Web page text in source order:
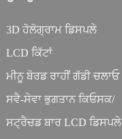
3D ਹੋਲੋਗ੍ਰਾਮ ਡਿਸਪਲੇ
LCD ਕਿੱਟਾਂ
ਮੀਨੂ ਬੋਰਡ ਰਾਹੀਂ ਗੱਡੀ ਚਲਾਓ
ਸਵੈ-ਸੇਵਾ ਭੁਗਤਾਨ ਕਿਓਸਕ/
ਸਟ੍ਰੈਚਡ ਬਾਰ LCD ਡਿਸਪਲੇ